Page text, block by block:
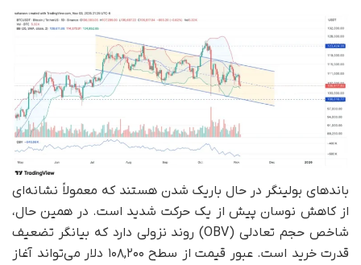
باندهای بولینگر در حال باریک شدن هستند که معمولاً نشانه‌ای
از کاهش نوسان پیش از یک حرکت شدید است. در همین حال،
شاخص حجم تعادلی (OBV) روند نزولی دارد که بیانگر تضعیف
قدرت خرید است. عبور قیمت از سطح ۱۰۸,۲۰۰ دلار می‌تواند آغاز